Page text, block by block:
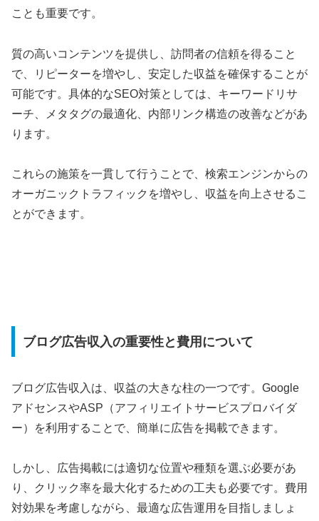
ことも重要です。
質の高いコンテンツを提供し、訪問者の信頼を得ること
で、リピーターを増やし、安定した収益を確保することが
可能です。具体的なSEO対策としては、キーワードリサ
ーチ、メタタグの最適化、内部リンク構造の改善などがあ
ります。
これらの施策を一貫して行うことで、検索エンジンからの
オーガニックトラフィックを増やし、収益を向上させるこ
とができます。
ブログ広告収入の重要性と費用について
ブログ広告収入は、収益の大きな柱の一つです。Google
アドセンスやASP（アフィリエイトサービスプロバイダ
ー）を利用することで、簡単に広告を掲載できます。
しかし、広告掲載には適切な位置や種類を選ぶ必要があ
り、クリック率を最大化するための工夫も必要です。費用
対効果を考慮しながら、最適な広告運用を目指しましょ